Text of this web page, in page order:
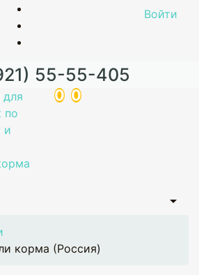
Войти
55-55-405
0 0
корма (Россия)